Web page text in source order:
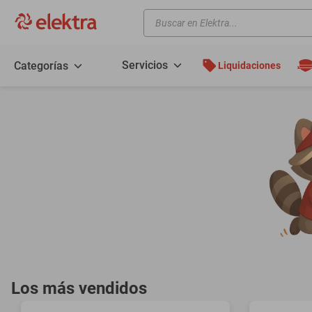
Buscar en Elektra...
Categorías Servicios Liquidaciones
Los más vendidos
motos